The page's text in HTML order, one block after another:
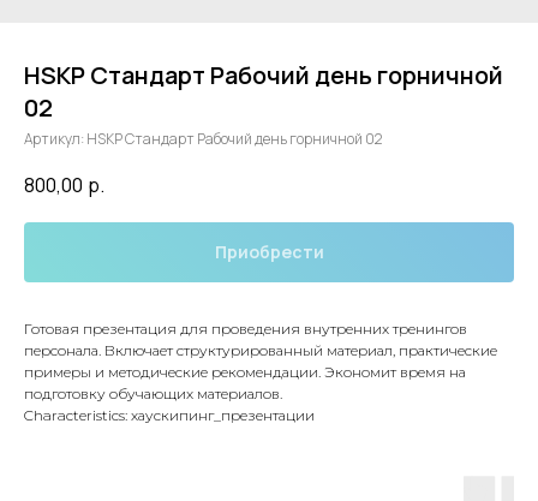
HSKP Стандарт Рабочий день горничной
02
Артикул: HSKP Стандарт Рабочий день горничной 02
800,00 р.
Приобрести
Готовая презентация для проведения внутренних тренингов
персонала. Включает структурированный материал, практические
примеры и методические рекомендации. Экономит время на
подготовку обучающих материалов.
Characteristics: хаускипинг_презентации